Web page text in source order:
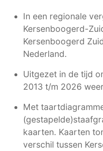
In een regionale
Kersenboogerd-
Kersenboogerd
Nederland.
Uitgezet in de tijd
2013 t/m 2026
Met
kaarten. Kaarten
verschil tussen